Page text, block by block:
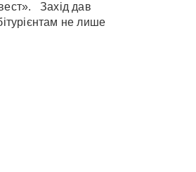
Захід дав
не лише